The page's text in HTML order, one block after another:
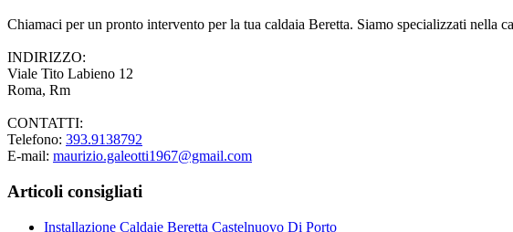
Chiamaci per un pronto intervento per la tua caldaia Beretta. Siamo specializzati nella
INDIRIZZO:
Viale Tito Labieno 12
Roma, Rm
CONTATTI:
Telefono: 393.9138792
E-mail: maurizio.galeotti1967@gmail.com
Articoli consigliati
Installazione Caldaie Beretta Castelnuovo Di Porto